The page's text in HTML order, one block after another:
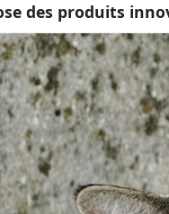
des produits